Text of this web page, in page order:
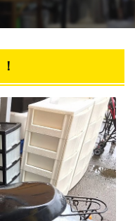
取のコツ
・高価買取のコツ
て、買取相場や高価
いて
て